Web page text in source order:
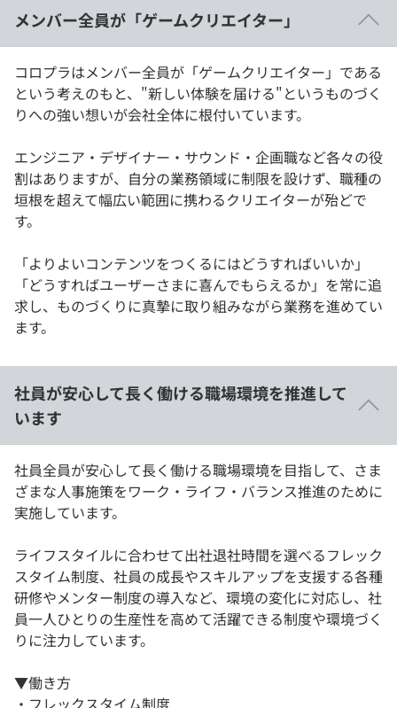
メンバー全員が「ゲームクリエイター」
コロプラはメンバー全員が「ゲームクリエイター」である
という考えのもと、"新しい体験を届ける"というものづく
りへの強い想いが会社全体に根付いています。
エンジニア・デザイナー・サウンド・企画職など各々の役
割はありますが、自分の業務領域に制限を設けず、職種の
垣根を超えて幅広い範囲に携わるクリエイターが殆どで
す。
「よりよいコンテンツをつくるにはどうすればいいか」
「どうすればユーザーさまに喜んでもらえるか」を常に追
求し、ものづくりに真摯に取り組みながら業務を進めてい
ます。
社員が安心して⻑く働ける職場環境を推進して
います
社員全員が安心して⻑く働ける職場環境を目指して、さま
ざまな人事施策をワーク・ライフ・バランス推進のために
実施しています。
ライフスタイルに合わせて出社退社時間を選べるフレック
スタイム制度、社員の成長やスキルアップを支援する各種
研修やメンター制度の導入など、環境の変化に対応し、社
員一人ひとりの生産性を高めて活躍できる制度や環境づく
りに注力しています。
▼働き方
・フレックスタイム制度